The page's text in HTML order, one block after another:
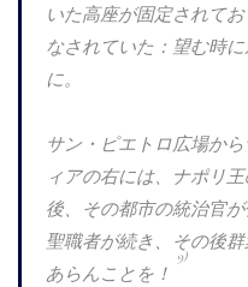
いた高座が固定されて
なされていた：望む時
に。
サン・ピエトロ広場か
ィアの右には、ナポリ
後、その都市の統治官
聖職者が続き、その後
あらんことを！
9)